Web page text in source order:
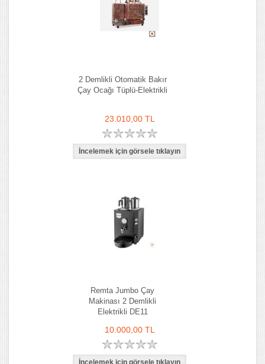
2 Demlikli Otomatik Bakır
Çay Ocağı Tüplü-Elektrikli
23.010,00 TL
Remta Jumbo Çay
Makinası 2 Demlikli
Elektrikli DE11
10.000,00 TL